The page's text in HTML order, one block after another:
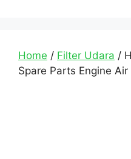
Home / Filter Udara /
Spare Parts Engine Air